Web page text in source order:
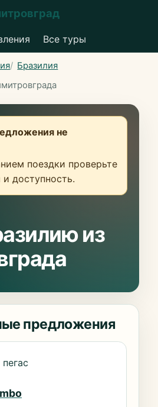
Все туры
Бразилия
не
поездки проверьте
доступность.
из
предложения